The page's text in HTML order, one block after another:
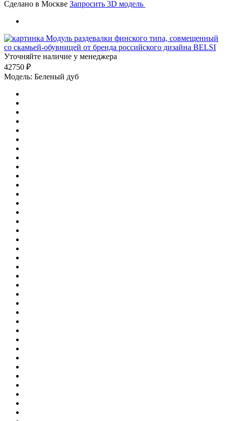
Сделано в Москве Запросить 3D модель
Уточняйте наличие у менеджера
42750 ₽
Модель: Беленый дуб